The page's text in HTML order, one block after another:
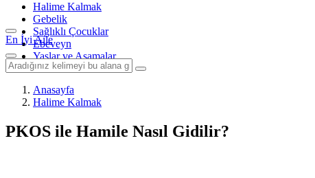
Halime Kalmak
Gebelik
Sağlıklı Çocuklar
Ebeveyn
Yaşlar ve Aşamalar
En İyi Aile
Anasayfa
Halime Kalmak
PKOS ile Hamile Nasıl Gidilir?